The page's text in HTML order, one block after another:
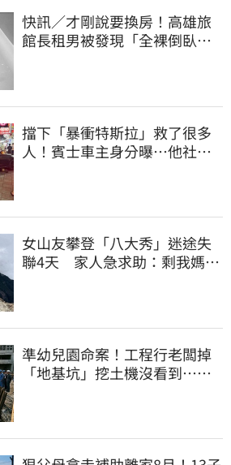
快訊／才剛說要換房！高雄旅
館長租男被發現「全裸倒臥浴
擋下「暴衝特斯拉」救了很多
人！賓士車主身分曝…他社群
女山友攀登「八大秀」迷途失
聯4天 家人急求助：剩我媽還
準幼兒園命案！工程行老闆掉
「地基坑」挖土機沒看到…下